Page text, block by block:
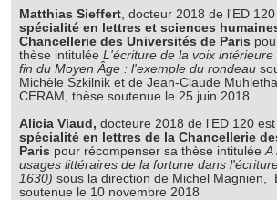
Matthias Sieffert, docteur 2018 de l'ED
spécialité en lettres et sciences
Chancellerie des Universités de Paris
thèse intituléeL'écriture de la voix
fin du Moyen Âge : l'exemple du rondeau
Michèle Szkilnik et de Jean-Claude
CERAM, thèse soutenue le 25 juin 2018
Alicia Viaud,docteure 2018 de l'ED 120
spécialité en lettres de la Chancellerie
Paris pour récompenser sa thèse intituléeA
usages littéraires de la fortune dans
1630)sous la direction de Michel Magnien,
soutenue le 10 novembre 2018